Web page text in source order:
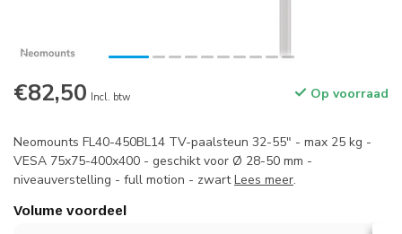
€82,50 Incl. btw Op voorraad
Neomounts FL40-450BL14 TV-paalsteun 32-55" - max 25 kg -
VESA 75x75-400x400 - geschikt voor Ø 28-50 mm -
niveauverstelling - full motion - zwartLees meer.
Volume voordeel